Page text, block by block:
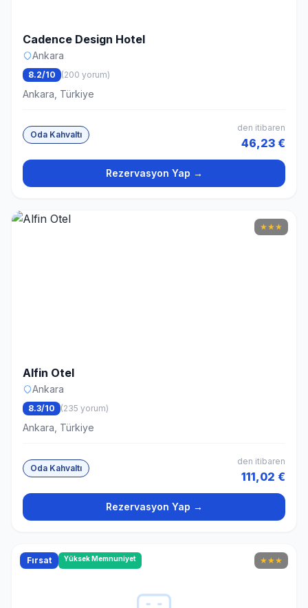
Cadence Design Hotel
Ankara
8.2/10 (200 yorum)
Ankara, Türkiye
Oda Kahvaltı
den itibaren
46,23 €
Rezervasyon Yap →
★★★
Alfin Otel
Ankara
8.3/10 (235 yorum)
Ankara, Türkiye
Oda Kahvaltı
den itibaren
111,02 €
Rezervasyon Yap →
Fırsat Yüksek Memnuniyet ★★★